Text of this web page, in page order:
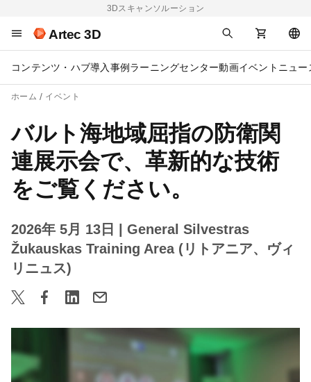
3Dスキャンソルーション
Artec 3D
コンテンツ・ハブ導入事例 ラーニングセンター動画イベント ニュー
ホーム イベント
バルト海地域屈指の防衛関
連展示会で、革新的な技術
をご覧ください。
2026年 5月 13日
| General Silvestras
Žukauskas Training Area (リトアニア、ヴィ
リニュス)